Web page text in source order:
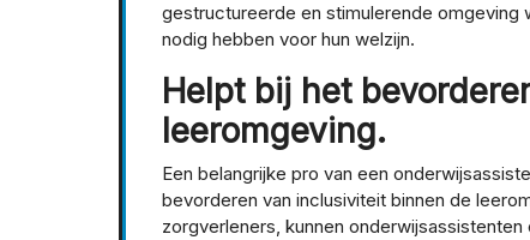
gestructureerde en stimulerende omgeving
nodig hebben voor hun welzijn.
Helpt bij het
leeromgeving.
Een belangrijke pro van een
bevorderen van inclusiviteit binnen de
zorgverleners, kunnen